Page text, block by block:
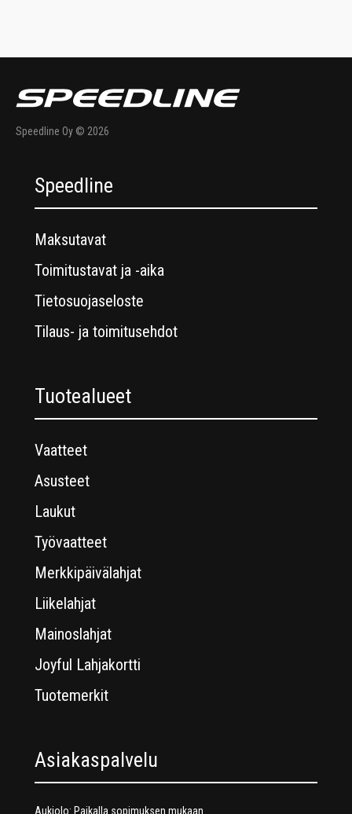
Speedline Oy © 2026
Speedline
Maksutavat
Toimitustavat ja -aika
Tietosuojaseloste
Tilaus- ja toimitusehdot
Tuotealueet
Vaatteet
Asusteet
Laukut
Työvaatteet
Merkkipäivälahjat
Liikelahjat
Mainoslahjat
Joyful Lahjakortti
Tuotemerkit
Asiakaspalvelu
Aukiolo: Paikalla sopimuksen mukaan.